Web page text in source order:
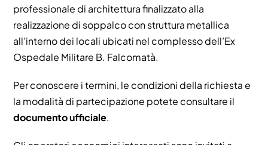
professionale di architettura finalizzato alla
realizzazione di soppalco con struttura metallica
all’interno dei locali ubicati nel complesso dell’Ex
Ospedale Militare B. Falcomatà.
Per conoscere i termini, le condizioni della richiesta e
la modalità di partecipazione potete consultare il
documento ufficiale.